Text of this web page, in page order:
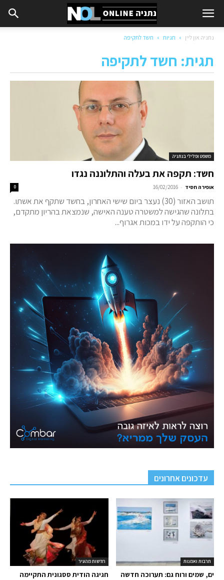
נתניה און ליין תגיות חשד לתקיפה
תגית: חשד לתקיפה
משפט ופלילי בנתניה
חשד: תקפה את בעלה והתלוננה נגדו
אופירה חסיד -
16/02/2016
0
תושב האזור (30) נעצר ביום שישי האחרון, בחשד שתקף את אשתו.
בתלונה שהגישה למשטרה טענה האישה, שנמצאת בהריון מתקדם,
כי הותקפה על ידו במכות אגרוף...
עדכונים אחרונים
חדשות מהעיר
חגיגה הודית ססגונית התקיימה
תרבות ואמנות
ים, שמים ורוח גם: תערוכה חדשה